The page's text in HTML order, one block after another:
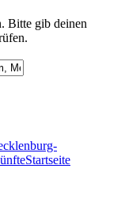
Bitte gib deinen
Startseite